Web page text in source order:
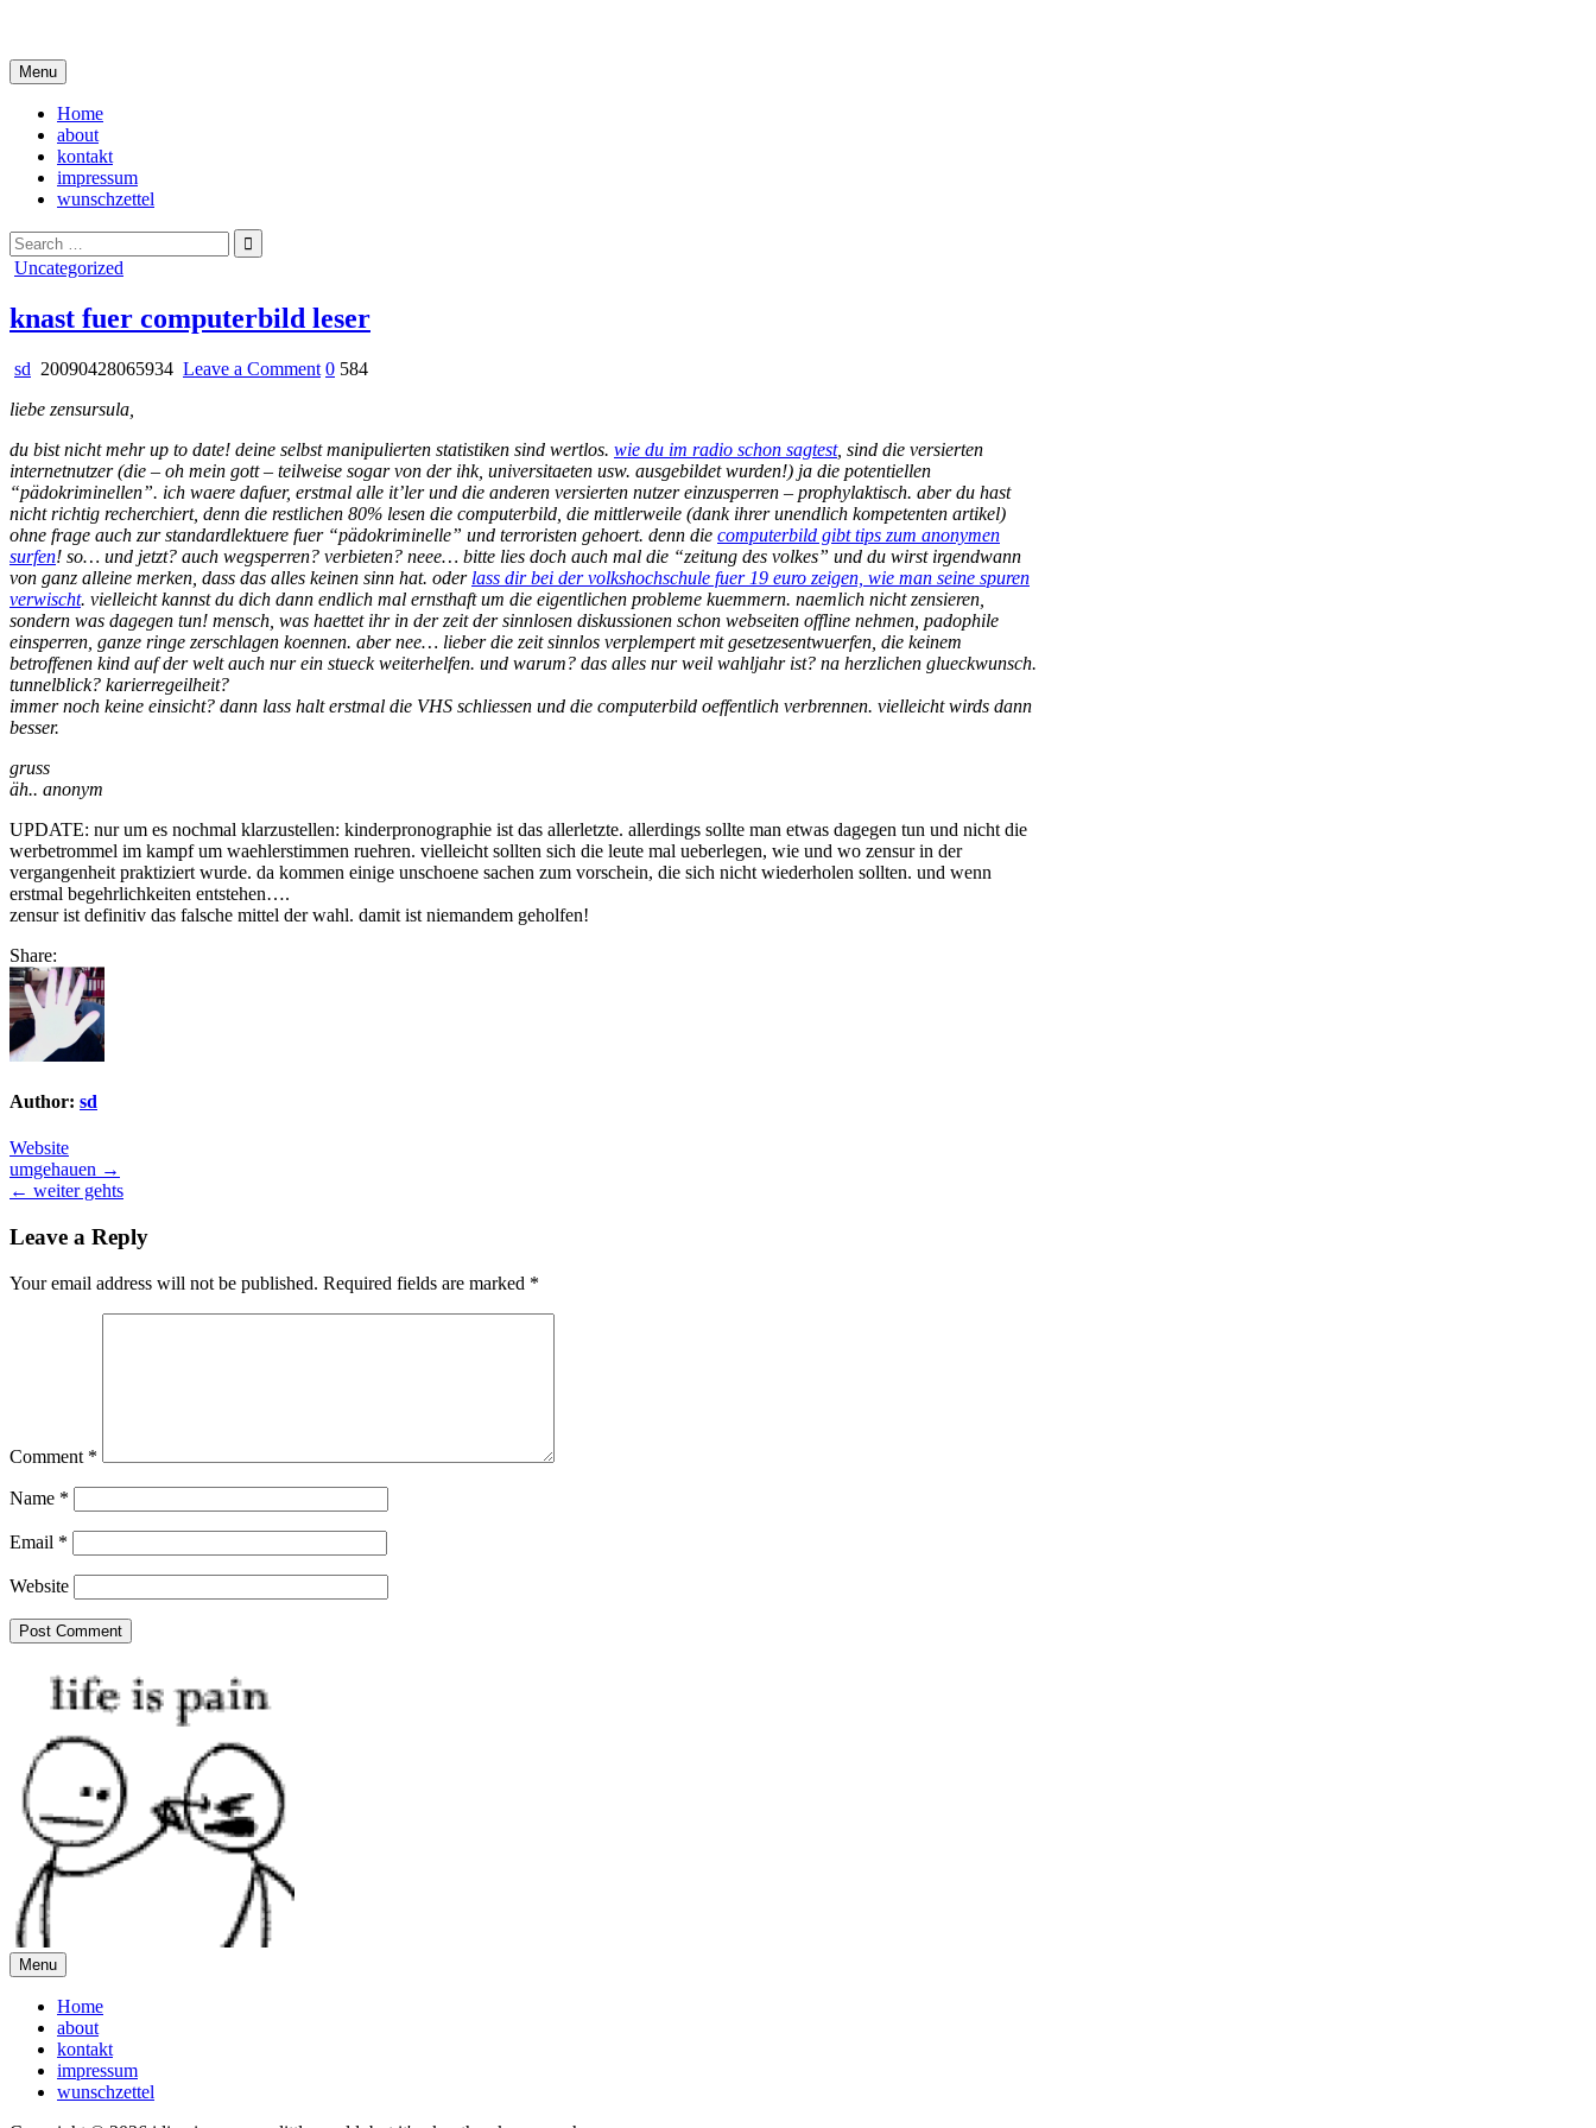
content
Menu
Home
about
kontakt
impressum
wunschzettel
Search
for:
Posted
Uncategorized
knast fuer computerbild leser
sd 20090428065934 Leave a Commenton
leser
0 584
liebe zensursula,
du bist nicht mehr up to date! deine selbst manipulierten statistiken sind wertlos. wie du im radio schon sagtest, sind die versierten
internetnutzer (die – oh mein gott – teilweise sogar von der ihk, universitaeten usw. ausgebildet wurden!) ja die potentiellen
“pädokriminellen”. ich waere dafuer, erstmal alle it’ler und die anderen versierten nutzer einzusperren – prophylaktisch. aber du hast
nicht richtig recherchiert, denn die restlichen 80% lesen die computerbild, die mittlerweile (dank ihrer unendlich kompetenten artikel)
ohne frage auch zur standardlektuere fuer “pädokriminelle” und terroristen gehoert. denn die computerbild gibt tips zum anonymen
surfen! so… und jetzt? auch wegsperren? verbieten? neee… bitte lies doch auch mal die “zeitung des volkes” und du wirst irgendwann
von ganz alleine merken, dass das alles keinen sinn hat. oder lass dir bei der volkshochschule fuer 19 euro zeigen, wie man seine spuren
verwischt. vielleicht kannst du dich dann endlich mal ernsthaft um die eigentlichen probleme kuemmern. naemlich nicht zensieren,
sondern was dagegen tun! mensch, was haettet ihr in der zeit der sinnlosen diskussionen schon webseiten offline nehmen, padophile
einsperren, ganze ringe zerschlagen koennen. aber nee… lieber die zeit sinnlos verplempert mit gesetzesentwuerfen, die keinem
betroffenen kind auf der welt auch nur ein stueck weiterhelfen. und warum? das alles nur weil wahljahr ist? na herzlichen glueckwunsch.
tunnelblick? karierregeilheit?
immer noch keine einsicht? dann lass halt erstmal die VHS schliessen und die computerbild oeffentlich verbrennen. vielleicht wirds dann
besser.
gruss
äh.. anonym
UPDATE: nur um es nochmal klarzustellen: kinderpronographie ist das allerletzte. allerdings sollte man etwas dagegen tun und nicht die
werbetrommel im kampf um waehlerstimmen ruehren. vielleicht sollten sich die leute mal ueberlegen, wie und wo zensur in der
vergangenheit praktiziert wurde. da kommen einige unschoene sachen zum vorschein, die sich nicht wiederholen sollten. und wenn
erstmal begehrlichkeiten entstehen….
zensur ist definitiv das falsche mittel der wahl. damit ist niemandem geholfen!
Share:
Author: sd
Website
Post
navigation
umgehauen →
← weiter gehts
Leave a Reply
Your email address will not be published. Required fields are marked *
Comment *
Name *
Email *
Website
Menu
Home
about
kontakt
impressum
wunschzettel